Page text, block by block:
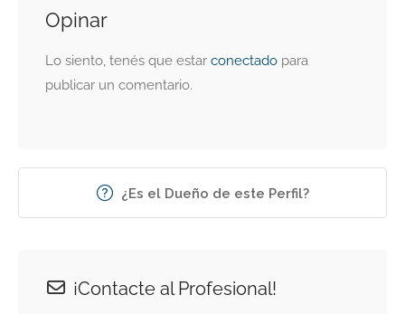
Opinar
Lo siento, tenés que estar conectado para
publicar un comentario.
¿Es el Dueño de este Perfil?
¡Contacte al Profesional!